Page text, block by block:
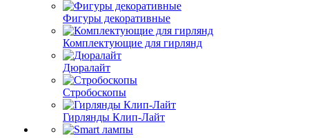
Фигуры декоративные
Комплектующие для гирлянд
Дюралайт
Стробоскопы
Гирлянды Клип-Лайт